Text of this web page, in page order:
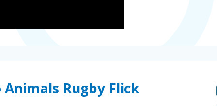
Rugby Flick